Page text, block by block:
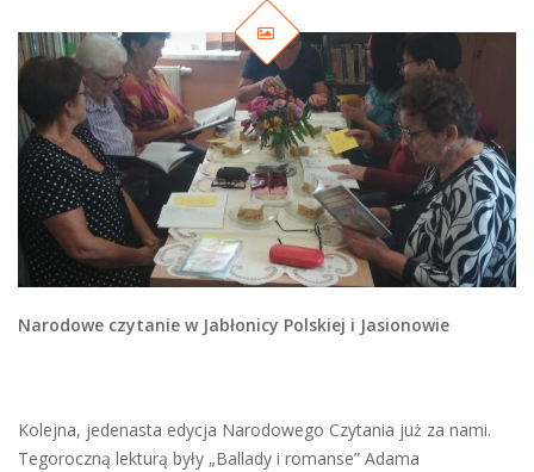
Narodowe czytanie w Jabłonicy Polskiej i Jasionowie
Kolejna, jedenasta edycja Narodowego Czytania już za nami.
Tegoroczną lekturą były „Ballady i romanse” Adama